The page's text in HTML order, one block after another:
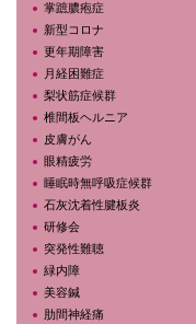
掌蹠膿疱症
新型コロナ
更年期障害
月経困難症
梨状筋症候群
椎間板ヘルニア
皮膚がん
眼精疲労
睡眠時無呼吸症候群
石灰沈着性腱板炎
研修会
突発性難聴
緑内障
美容鍼
肋間神経痛